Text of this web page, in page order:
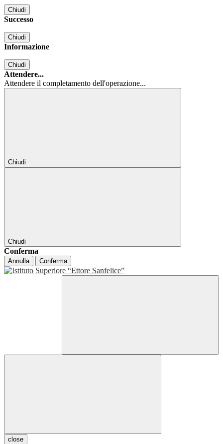
Chiudi
Successo
Chiudi
Informazione
Chiudi
Attendere...
Attendere il completamento dell'operazione...
Chiudi
Chiudi
Conferma
Annulla Conferma
close